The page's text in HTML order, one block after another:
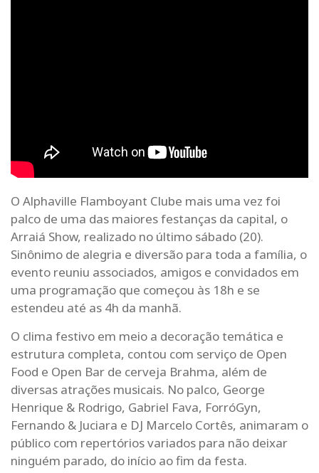
O Alphaville Flamboyant Clube mais uma vez foi
palco de uma das maiores festanças da capital, o
Arraiá Show, realizado no último sábado (20).
Sinônimo de alegria e diversão para toda a família, o
evento reuniu associados, amigos e convidados em
uma programação que começou às 18h e se
estendeu até as 4h da manhã.
O clima festivo em meio a decoração temática e
estrutura completa, contou com serviço de Open
Food e Open Bar de cerveja Brahma, além de
diversas atrações musicais. No palco, George
Henrique & Rodrigo, Gabriel Fava, ForróGyn,
Fernando & Juciara e DJ Marcelo Cortês, animaram o
público com repertórios variados para não deixar
ninguém parado, do início ao fim da festa.